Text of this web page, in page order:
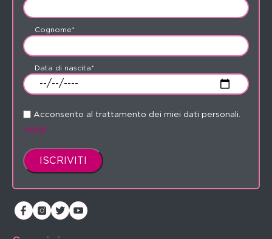
Cognome*
Data di nascita*
Acconsento al trattamento dei miei dati personali.
Leggi